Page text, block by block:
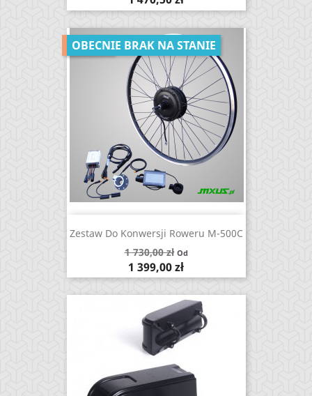
Zestaw Do Konwersji Roweru M-500C
Cena
podstawowa
1 730,00 zł
-19,13%
Od
Cena
1 399,00 zł
OBECNIE BRAK NA STANIE